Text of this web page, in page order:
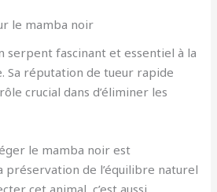
le mamba noir
serpent fascinant et essentiel à la
Sa réputation de tueur rapide
crucial dans d’éliminer les
le mamba noir est
préservation de l’équilibre naturel
cet animal, c’est aussi